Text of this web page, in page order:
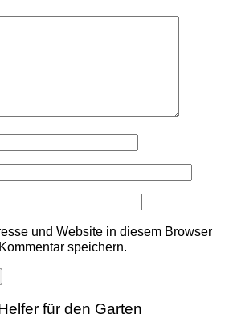
und Website in diesem Browser
speichern.
für den Garten